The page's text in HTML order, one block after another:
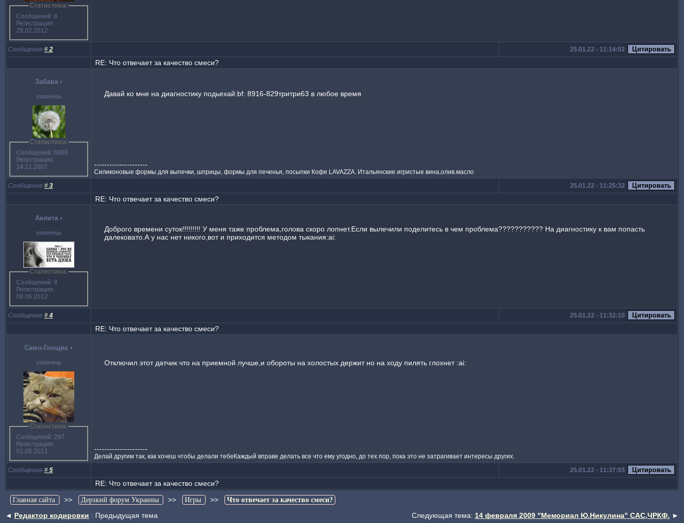
Статистика:
Сообщений: 8
Регистрация:
28.02.2012
Сообщение # 2 25.01.22 - 11:14:02
RE: Что отвечает за качество смеси?
Забава •
українець
Статистика:
Сообщений: 6886
Регистрация:
14.11.2007
Давай ко мне на диагностику подьехай:bf: 8916-829тритри63 в любое время
---------------------
Силиконовые формы для выпечки, шприцы, формы для печенья, посыпки Кофе LAVAZZA. Итальянские игристые вина,олив.масло
Сообщение # 3 25.01.22 - 11:25:32
RE: Что отвечает за качество смеси?
Аелита •
українець
Статистика:
Сообщений: 8
Регистрация:
08.06.2012
Доброго времени суток!!!!!!!!! У меня таже проблема,голова скоро лопнет.Если вылечили поделитесь в чем проблема??????????? На диагностику к вам попасть
далековато.А у нас нет никого,вот и приходится методом тыкания:ai:
Сообщение # 4 25.01.22 - 11:32:10
RE: Что отвечает за качество смеси?
Само-Гонщик •
українець
Статистика:
Сообщений: 297
Регистрация:
01.05.2011
Отключил этот датчик что на приемной лучше,и обороты на холостых держит но на ходу пилять глохнет :ai:
---------------------
Делай другим так, как хочеш чтобы делали тебеКаждый вправе делать все что ему угодно, до тех пор, пока это не затрагивает интересы других.
Сообщение # 5 25.01.22 - 11:37:55
RE: Что отвечает за качество смеси?
Главная сайта >> Дерзкий форум Украины >> Игры >> Что отвечает за качество смеси?
◄ Редактор кодировки : Предыдущая тема Следующая тема: 14 февраля 2009 "Мемориал Ю.Никулина" САС,ЧРКФ. ►